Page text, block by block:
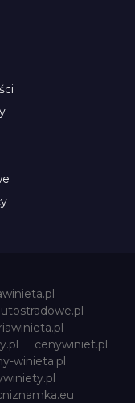
cenywiniet.pl
winieta.pl